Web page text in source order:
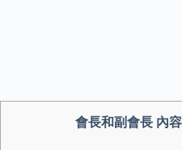
會長和副會長 內